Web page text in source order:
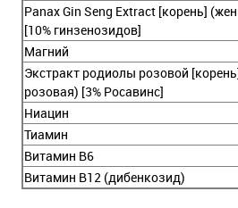
Panax Gin Seng Extract [корень]
[10% гинзенозидов]
Магний
Экстракт родиолы розовой
розовая) [3% Росавинс]
Ниацин
Тиамин
Витамин В6
Витамин В12 (дибенкозид)